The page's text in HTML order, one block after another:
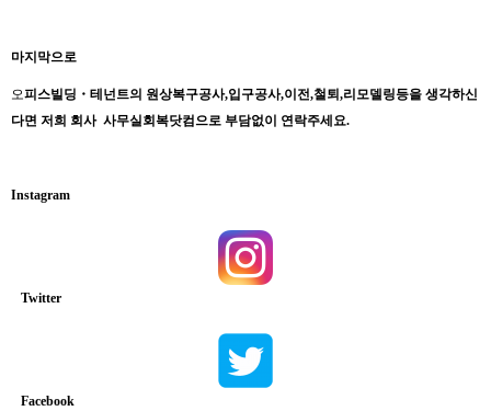
마지막으로
오피스빌딩・테넌트의 원상복구공사,입구공사,이전,철퇴,리모델링등을 생각하신
다면 저희 회사 사무실회복닷컴으로 부담없이 연락주세요.
Instagram
Twitter
Facebook